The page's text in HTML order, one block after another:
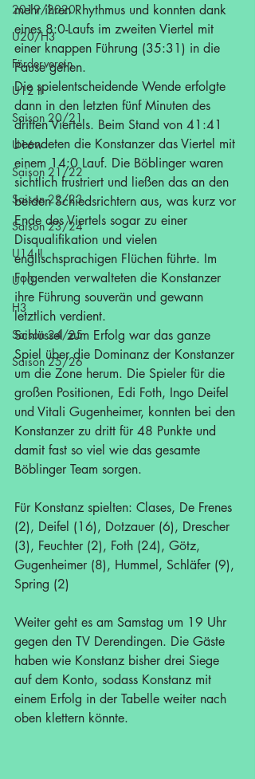
2019/2020
U20/H3
Förderverein
U12 II
Saison 20/21
U16w
Saison 21/22
Saison 22/23
Saison 23/24
U14 II
U10
H3
Saison 24/25
Saison 25/26
mehr ihren Rhythmus und konnten dank
eines 8:0-Laufs im zweiten Viertel mit
einer knappen Führung (35:31) in die
Pause gehen.
Die spielentscheidende Wende erfolgte
dann in den letzten fünf Minuten des
dritten Viertels. Beim Stand von 41:41
beendeten die Konstanzer das Viertel mit
einem 14:0 Lauf. Die Böblinger waren
sichtlich frustriert und ließen das an den
beiden Schiedsrichtern aus, was kurz vor
Ende des Viertels sogar zu einer
Disqualifikation und vielen
englischsprachigen Flüchen führte. Im
Folgenden verwalteten die Konstanzer
ihre Führung souverän und gewann
letztlich verdient.
Schlüssel zum Erfolg war das ganze
Spiel über die Dominanz der Konstanzer
um die Zone herum. Die Spieler für die
großen Positionen, Edi Foth, Ingo Deifel
und Vitali Gugenheimer, konnten bei den
Konstanzer zu dritt für 48 Punkte und
damit fast so viel wie das gesamte
Böblinger Team sorgen.
Für Konstanz spielten: Clases, De Frenes
(2), Deifel (16), Dotzauer (6), Drescher
(3), Feuchter (2), Foth (24), Götz,
Gugenheimer (8), Hummel, Schläfer (9),
Spring (2)
Weiter geht es am Samstag um 19 Uhr
gegen den TV Derendingen. Die Gäste
haben wie Konstanz bisher drei Siege
auf dem Konto, sodass Konstanz mit
einem Erfolg in der Tabelle weiter nach
oben klettern könnte.